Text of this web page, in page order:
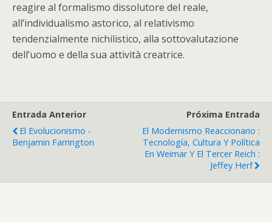
reagire al formalismo dissolutore del reale,
all’individualismo astorico, al relativismo
tendenzialmente nichilistico, alla sottovalutazione
dell’uomo e della sua attività creatrice.
Entrada Anterior
El Evolucionismo -
Benjamin Farrington
Próxima Entrada
El Modernismo Reaccionario :
Tecnología, Cultura Y Política
En Weimar Y El Tercer Reich :
Jeffey Herf